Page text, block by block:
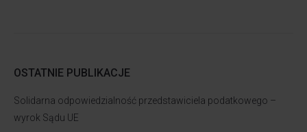
OSTATNIE PUBLIKACJE
Solidarna odpowiedzialność przedstawiciela podatkowego –
wyrok Sądu UE